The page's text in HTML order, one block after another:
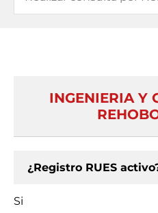
INGENIERIA Y
¿Registro RUES
Si